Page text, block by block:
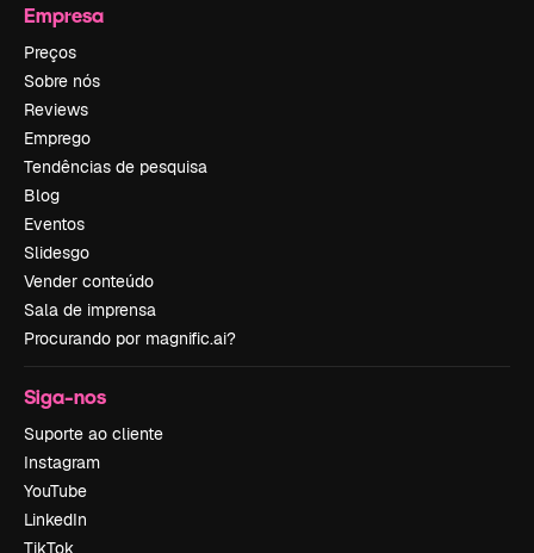
Empresa
Preços
Sobre nós
Reviews
Emprego
Tendências de pesquisa
Blog
Eventos
Slidesgo
Vender conteúdo
Sala de imprensa
Procurando por magnific.ai?
Siga-nos
Suporte ao cliente
Instagram
YouTube
LinkedIn
TikTok